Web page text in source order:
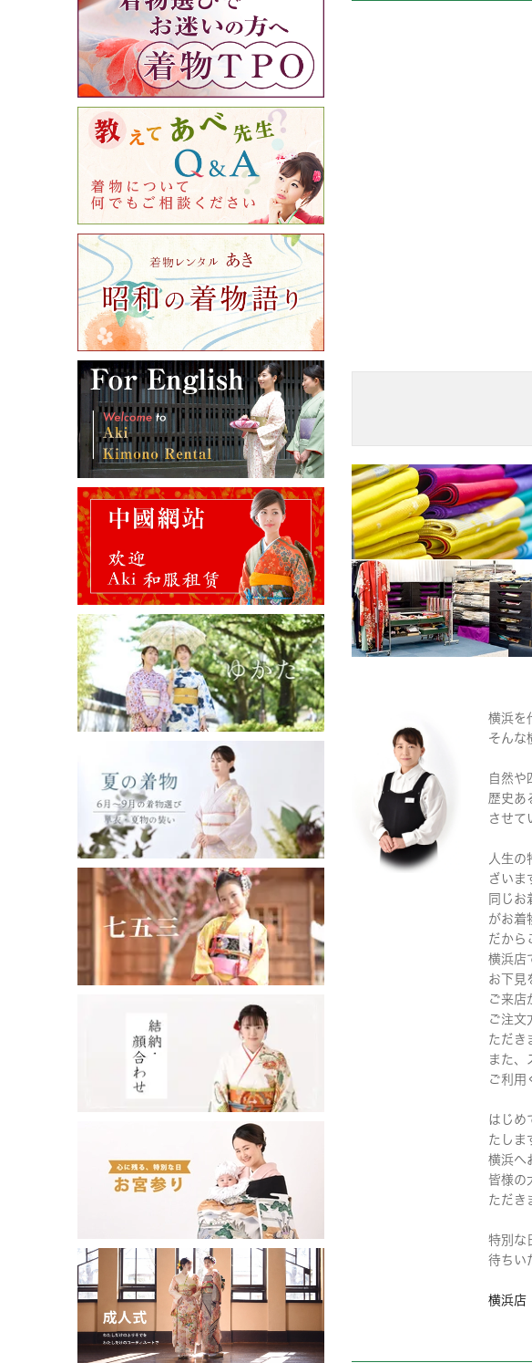
横浜を
そんな
自然や
歴史あ
させて
人生の
ざいま
同じお
がお着
だから
横浜店
お下見
ご来店
ご注文
ただき
また、
ご利用
はじめ
たしま
横浜へ
皆様の
ただき
特別な
待ちい
横浜